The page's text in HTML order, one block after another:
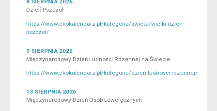
8 SIERPNIA 2026
Dzień Pszczół
https://www.ekokalendarz.pl/kategoria/swieta/wielki-dzien-
pszczol/
9 SIERPNIA 2026
Międzynarodowy Dzień Ludności Rdzennej na Świecie
https://www.ekokalendarz.pl/kategoria/dzien-ludnosci-rdzennej/
13 SIERPNIA 2026
Międzynarodowy Dzień Osób Leworęcznych